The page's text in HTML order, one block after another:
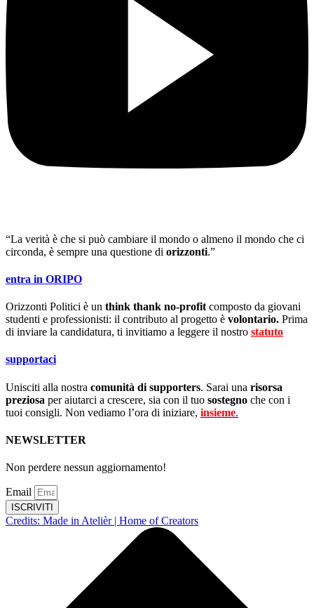
“La verità è che si può cambiare il mondo o almeno il mondo che ci
circonda, è sempre una questione di orizzonti.”
entra in ORIPO
Orizzonti Politici è un think thank no-profit composto da giovani
studenti e professionisti: il contributo al progetto è volontario. Prima
di inviare la candidatura, ti invitiamo a leggere il nostro statuto
supportaci
Unisciti alla nostra comunità di supporters. Sarai una risorsa
preziosa per aiutarci a crescere, sia con il tuo sostegno che con i
tuoi consigli. Non vediamo l’ora di iniziare, insieme.
NEWSLETTER
Non perdere nessun aggiornamento!
Email
ISCRIVITI
Credits: Made in Atelièr | Home of Creators